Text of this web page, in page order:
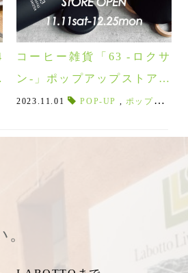
っさり,ドリップポット, itteki,グライン
オススメ,アルミニウムスキレット,正方
,Tiiliskiv, バレンタイン2024,
コーヒー雑貨「63 -ロクサ
ン-」ポップアップストアオ
ープン！！11/11(土)スター
2023.11.01 POP-UP , ポップアップ